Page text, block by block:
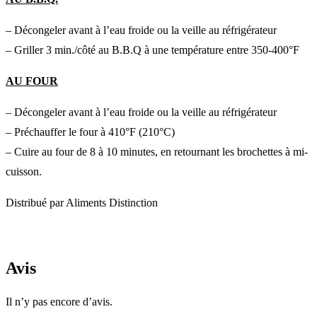
– Décongeler avant à l’eau froide ou la veille au réfrigérateur
– Griller 3 min./côté au B.B.Q à une température entre 350-400°F
AU FOUR
– Décongeler avant à l’eau froide ou la veille au réfrigérateur
– Préchauffer le four à 410°F (210°C)
– Cuire au four de 8 à 10 minutes, en retournant les brochettes à mi-
cuisson.
Distribué par Aliments Distinction
Avis
Il n’y pas encore d’avis.